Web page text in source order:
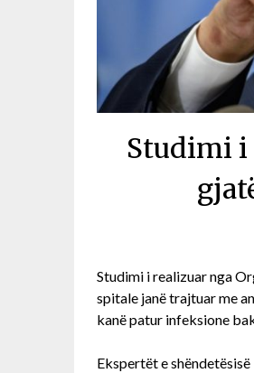
Studimi i
Studimi i realizuar nga
spitale janë trajtuar me
kanë patur infeksione
Ekspertët e